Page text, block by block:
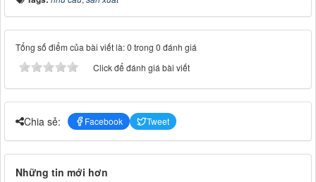
Tổng số điểm của bài viết là: 0 trong 0 đánh giá
Click để đánh giá bài viết
Chia sẻ: Facebook Tweet
Những tin mới hơn